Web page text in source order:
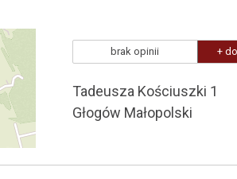
brak opinii +
Tadeusza Kościuszki 1
Głogów Małopolski